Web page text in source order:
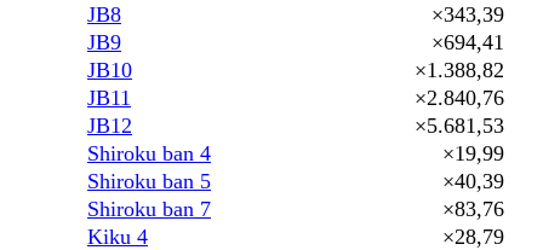
JB8
×343,39
JB9
×694,41
JB10
×1.388,82
JB11
×2.840,76
JB12
×5.681,53
Shiroku ban 4
×19,99
Shiroku ban 5
×40,39
Shiroku ban 7
×83,76
Kiku 4
×28,79